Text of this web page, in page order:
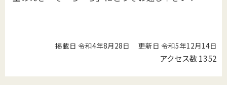
掲載日 令和4年8月28日 更新日 令和5年12月14日
アクセス数1352